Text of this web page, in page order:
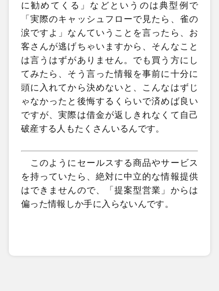
に勧めてくる」などというのは典型例で
「実際のキャッシュフローで見たら、雀の
涙ですよ」なんていうことを言ったら、お
客さんが逃げちゃいますから、そんなこと
は言うはずがありません。でも買う方にし
てみたら、そう言った情報を事前に十分に
頭に入れてから決めないと、こんなはずじ
ゃなかったと後悔するくらいで済めば良い
ですが、実際は借金が返しきれなくて自己
破産する人もたくさんいるんです。
このようにセールスする商品やサービス
を持っていたら、絶対に中立的な情報提供
はできませんので、「提案型営業」からは
偏った情報しか手に入らないんです。